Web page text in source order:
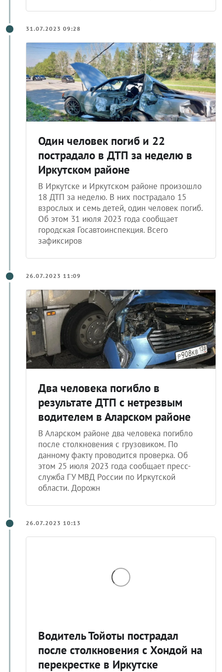
31.07.2023 09:28
Один человек погиб и 22
пострадало в ДТП за неделю в
Иркутском районе
В Иркутске и Иркутском районе произошло
18 ДТП за неделю. В них пострадало 15
взрослых и семь детей, один человек погиб.
Об этом 31 июля 2023 года сообщает
городская Госавтоинспекция. Всего
зафиксиров
26.07.2023 11:09
Два человека погибло в
результате ДТП с нетрезвым
водителем в Аларском районе
В Аларском районе два человека погибло
после столкновения с грузовиком. По
данному факту проводится проверка. Об
этом 25 июля 2023 года сообщает пресс-
служба ГУ МВД России по Иркутской
области. Дорожн
26.07.2023 10:13
Водитель Тойоты пострадал
после столкновения с Хондой на
перекрестке в Иркутске